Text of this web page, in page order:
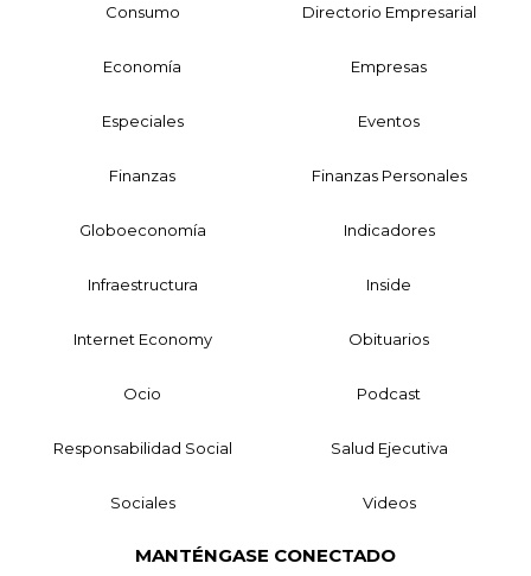
Consumo Directorio Empresarial
Economía Empresas
Especiales Eventos
Finanzas Finanzas Personales
Globoeconomía Indicadores
Infraestructura Inside
Internet Economy Obituarios
Ocio Podcast
Responsabilidad Social Salud Ejecutiva
Sociales Videos
MANTÉNGASE CONECTADO